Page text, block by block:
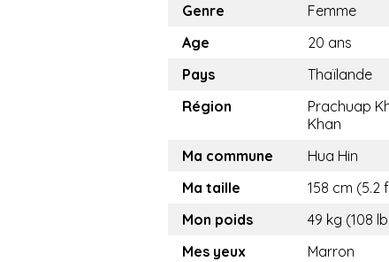
Genre
Femme
Age
20 ans
Pays
Thaïlande
Région
Prachuap
Khan
Ma commune
Hua Hin
Ma taille
158 cm (5.2
Mon poids
49 kg (108
Mes yeux
Marron